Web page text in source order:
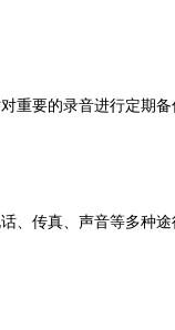
重要的录音进行定期备
、传真、声音等多种